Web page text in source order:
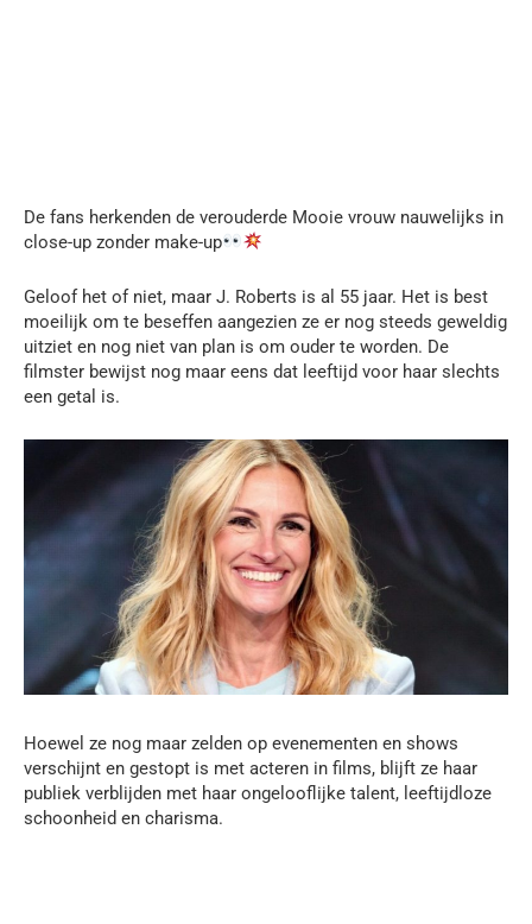
De fans herkenden de verouderde Mooie vrouw nauwelijks in
close-up zonder make-up
Geloof het of niet, maar J. Roberts is al 55 jaar. Het is best
moeilijk om te beseffen aangezien ze er nog steeds geweldig
uitziet en nog niet van plan is om ouder te worden. De
filmster bewijst nog maar eens dat leeftijd voor haar slechts
een getal is.
Hoewel ze nog maar zelden op evenementen en shows
verschijnt en gestopt is met acteren in films, blijft ze haar
publiek verblijden met haar ongelooflijke talent, leeftijdloze
schoonheid en charisma.